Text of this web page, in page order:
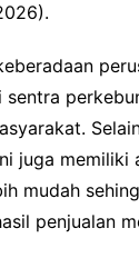
juga memiliki
mudah
penjualan